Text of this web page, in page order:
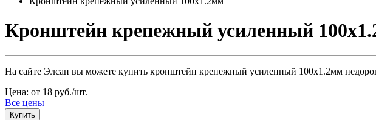
Кронштейн крепежный усиленный
На сайте Элсан вы можете купить кронштейн крепежный усиленный 100х1.2мм
Цена: от 18 руб./шт.
Все цены
Купить